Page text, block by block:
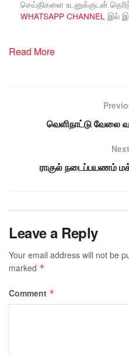
செய்திகளை உடனுக்குடன்
WHATSAPP CHANNEL இல்
Read More
வெளிநாட்டு வேலை
ராகுல் நடைப்பயணம்
Leave a Reply
Your email address will not be
marked *
Comment *